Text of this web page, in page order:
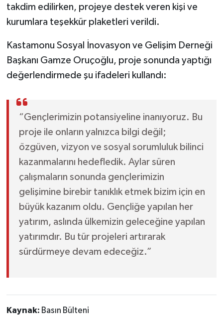
takdim edilirken, projeye destek veren kişi ve
kurumlara teşekkür plaketleri verildi.
Kastamonu Sosyal İnovasyon ve Gelişim Derneği
Başkanı Gamze Oruçoğlu, proje sonunda yaptığı
değerlendirmede şu ifadeleri kullandı:
“Gençlerimizin potansiyeline inanıyoruz. Bu
proje ile onların yalnızca bilgi değil;
özgüven, vizyon ve sosyal sorumluluk bilinci
kazanmalarını hedefledik. Aylar süren
çalışmaların sonunda gençlerimizin
gelişimine birebir tanıklık etmek bizim için en
büyük kazanım oldu. Gençliğe yapılan her
yatırım, aslında ülkemizin geleceğine yapılan
yatırımdır. Bu tür projeleri artırarak
sürdürmeye devam edeceğiz.”
Kaynak: Basın Bülteni